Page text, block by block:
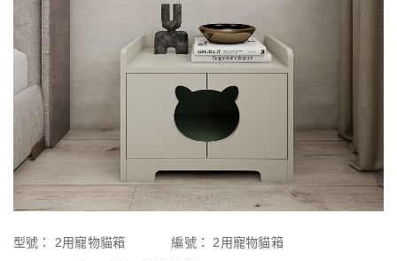
型號： 2用寵物貓箱 編號：2用寵物貓箱